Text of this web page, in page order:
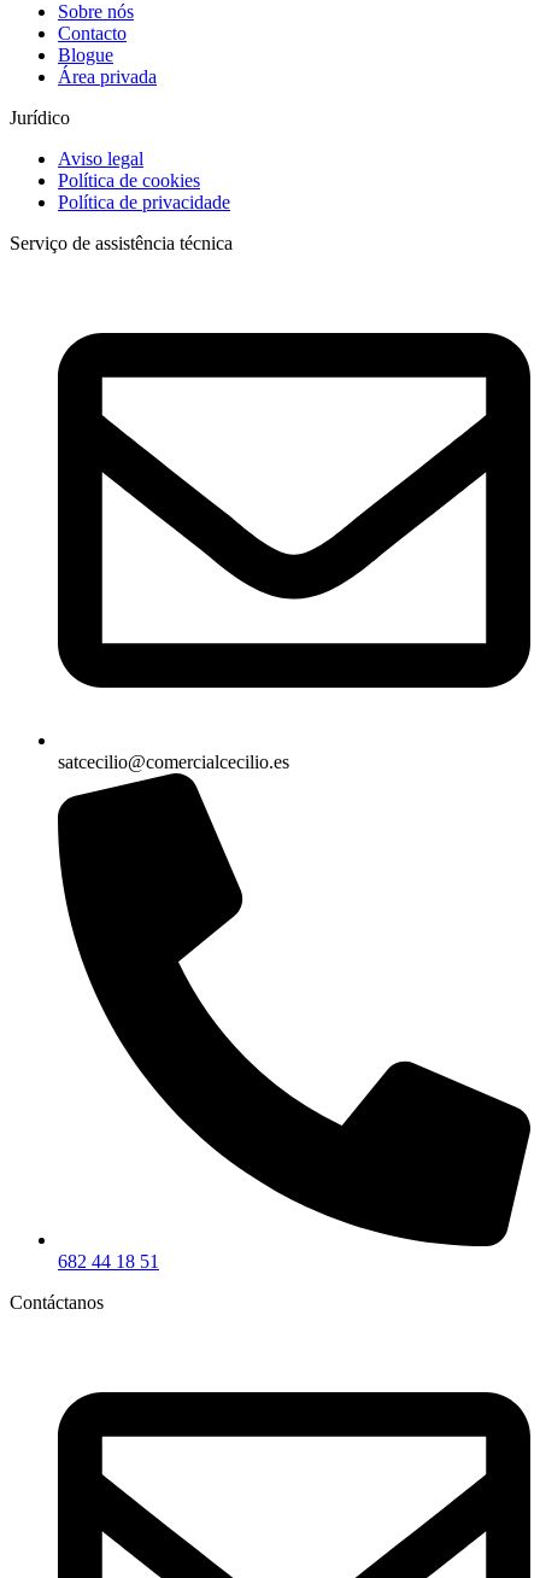
Sobre nós
Contacto
Blogue
Área privada
Jurídico
Aviso legal
Política de cookies
Política de privacidade
Serviço de assistência técnica
satcecilio@comercialcecilio.es
682 44 18 51
Contáctanos